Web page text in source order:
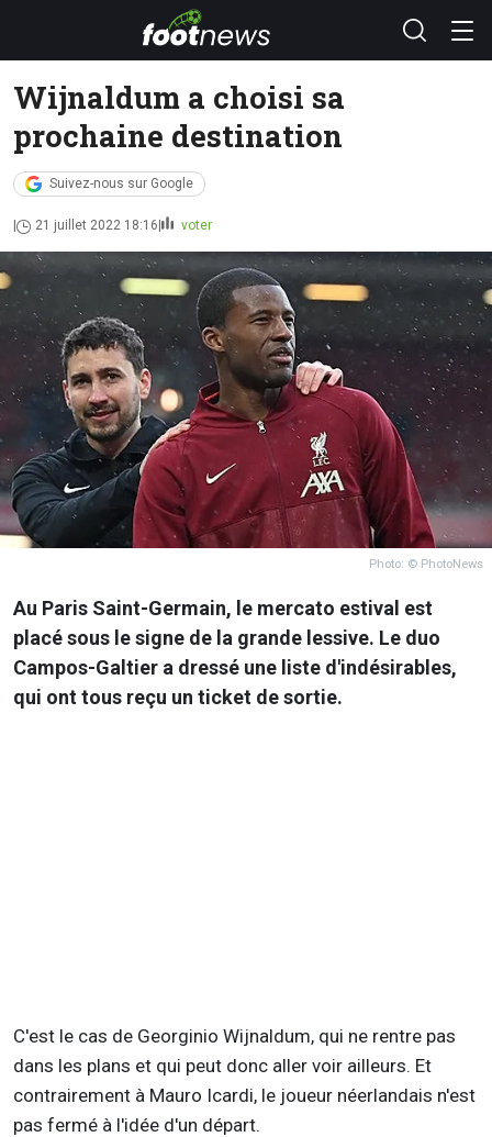
Wijnaldum a choisi sa
prochaine destination
Suivez-nous sur Google
21 juillet 2022 18:16 voter
Photo: © PhotoNews
Au Paris Saint-Germain, le mercato estival est
placé sous le signe de la grande lessive. Le duo
Campos-Galtier a dressé une liste d'indésirables,
qui ont tous reçu un ticket de sortie.
C'est le cas de Georginio Wijnaldum, qui ne rentre pas
dans les plans et qui peut donc aller voir ailleurs. Et
contrairement à Mauro Icardi, le joueur néerlandais n'est
pas fermé à l'idée d'un départ.